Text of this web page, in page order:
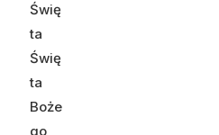
Świę
ta
Świę
ta
Boże
go